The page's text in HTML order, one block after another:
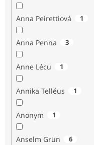
Anna Peirettiová 1
Anna Penna 3
Anne Lécu 1
Annika Telléus 1
Anonym 1
Anselm Grün 6